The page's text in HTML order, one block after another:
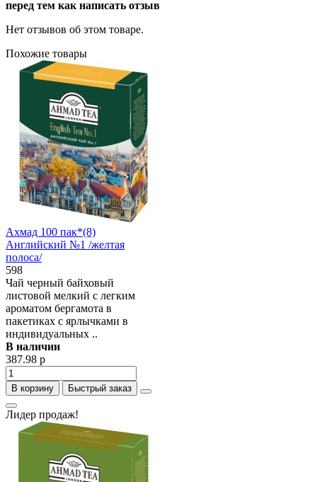
перед тем как написать отзыв
Нет отзывов об этом товаре.
Похожие товары
Ахмад 100 пак*(8)
Английский №1 /желтая
полоса/
598
Чай черный байховый
листовой мелкий с легким
ароматом бергамота в
пакетиках с ярлычками в
индивидуальных ..
В наличии
387.98 р
В корзину Быстрый заказ
Лидер продаж!